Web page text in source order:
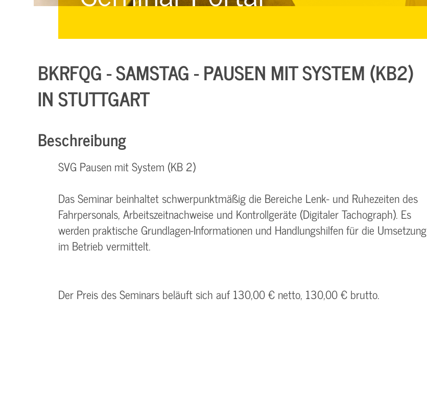
BKRFQG - SAMSTAG - PAUSEN MIT SYSTEM (KB2)
IN STUTTGART
Beschreibung
SVG Pausen mit System (KB 2)
Das Seminar beinhaltet schwerpunktmäßig die Bereiche Lenk- und Ruhezeiten des
Fahrpersonals, Arbeitszeitnachweise und Kontrollgeräte (Digitaler Tachograph). Es
werden praktische Grundlagen-Informationen und Handlungshilfen für die Umsetzung
im Betrieb vermittelt.
Der Preis des Seminars beläuft sich auf 130,00 € netto, 130,00 € brutto.